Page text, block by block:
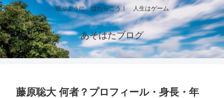
遊ぶように、はたらこう！ 人生はゲーム
あそはたブログ
藤原聡大 何者？プロフィール・身長・年